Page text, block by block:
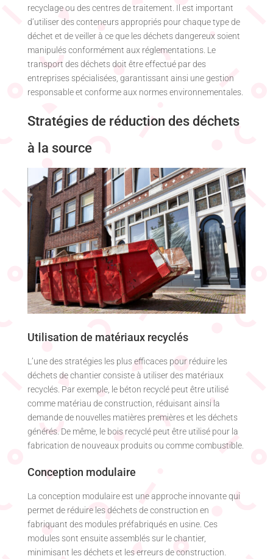
recyclage ou des centres de traitement. Il est important
d’utiliser des conteneurs appropriés pour chaque type de
déchet et de veiller à ce que les déchets dangereux soient
manipulés conformément aux réglementations. Le
transport des déchets doit être effectué par des
entreprises spécialisées, garantissant ainsi une gestion
responsable et conforme aux normes environnementales.
Stratégies de réduction des déchets
à la source
Utilisation de matériaux recyclés
L’une des stratégies les plus efficaces pour réduire les
déchets de chantier consiste à utiliser des matériaux
recyclés. Par exemple, le béton recyclé peut être utilisé
comme matériau de construction, réduisant ainsi la
demande de nouvelles matières premières et les déchets
générés. De même, le bois recyclé peut être utilisé pour la
fabrication de nouveaux produits ou comme combustible.
Conception modulaire
La conception modulaire est une approche innovante qui
permet de réduire les déchets de construction en
fabriquant des modules préfabriqués en usine. Ces
modules sont ensuite assemblés sur le chantier,
minimisant les déchets et les erreurs de construction.